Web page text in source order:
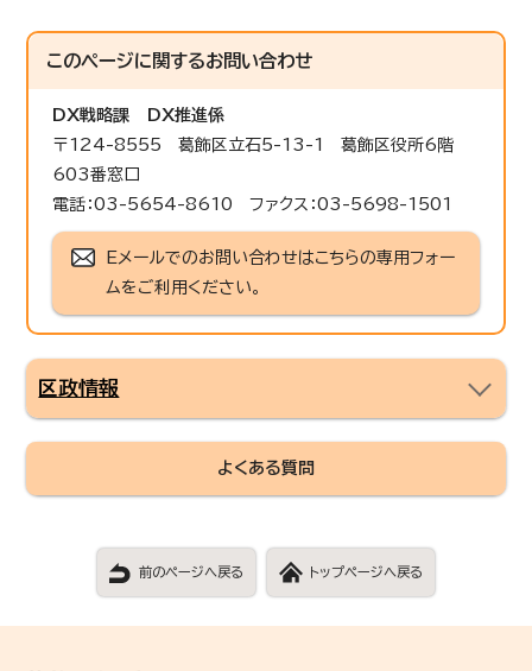
このページに関するお問い合わせ
DX戦略課
DX推進係
〒124-8555 葛飾区立石5-13-1 葛飾区役所6階
603番窓口
電話：03-5654-8610 ファクス：03-5698-1501
Eメールでのお問い合わせはこちらの専用フォー
ムをご利用ください。
区政情報
よくある質問
前のページへ戻る トップページへ戻る